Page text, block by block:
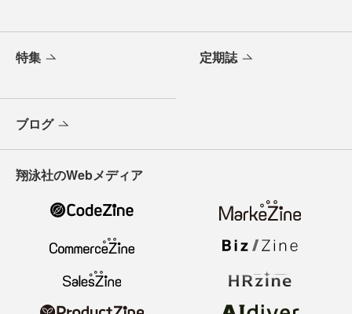
特集 定期誌
ブログ
翔泳社のWebメディア